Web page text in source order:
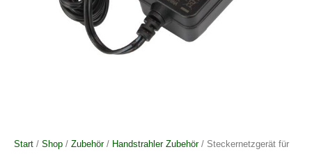
Start / Shop / Zubehör/ Handstrahler Zubehör/ Steckernetzgerät für